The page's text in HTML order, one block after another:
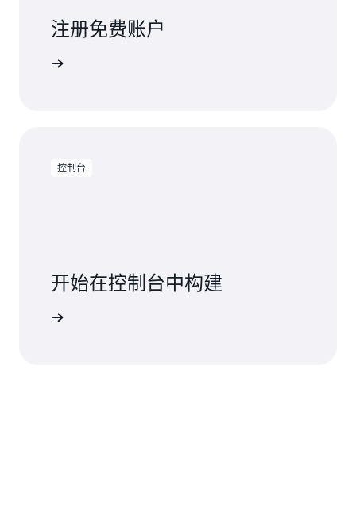
注册免费账户
控制台
开始在控制台中构建